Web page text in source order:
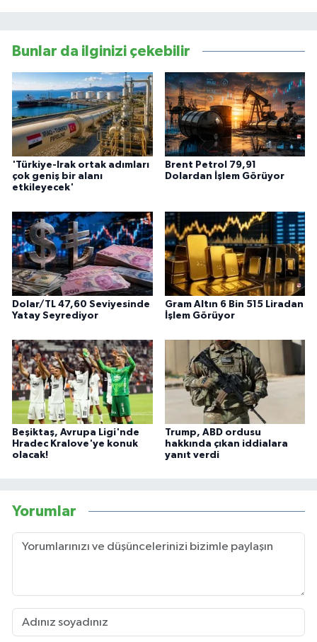
Bunlar da ilginizi çekebilir
'Türkiye-Irak ortak adımları
çok geniş bir alanı
etkileyecek'
Brent Petrol 79,91
Dolardan İşlem Görüyor
Dolar/TL 47,60 Seviyesinde
Yatay Seyrediyor
Gram Altın 6 Bin 515 Liradan
İşlem Görüyor
Beşiktaş, Avrupa Ligi'nde
Hradec Kralove'ye konuk
olacak!
Trump, ABD ordusu
hakkında çıkan iddialara
yanıt verdi
Yorumlar